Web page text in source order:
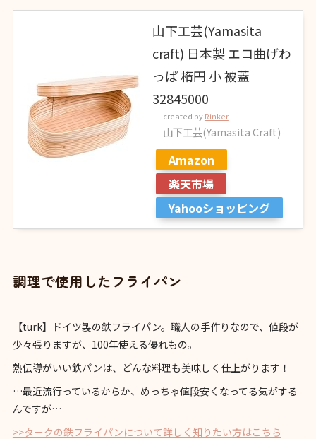
山下工芸(Yamasita
craft) 日本製 エコ曲げわ
っぱ 楕円 小 被蓋
32845000
created by Rinker
山下工芸(Yamasita Craft)
Amazon
楽天市場
Yahooショッピング
調理で使用したフライパン
【turk】ドイツ製の鉄フライパン。職人の手作りなので、値段が
少々張りますが、100年使える優れもの。
熱伝導がいい鉄パンは、どんな料理も美味しく仕上がります！
…最近流行っているからか、めっちゃ値段安くなってる気がする
んですが…
>>タークの鉄フライパンについて詳しく知りたい方はこちら